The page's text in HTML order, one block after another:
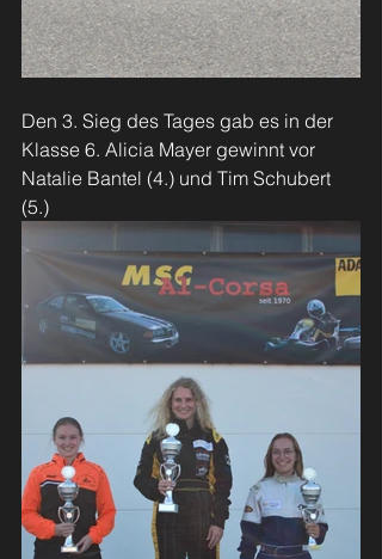
Den 3. Sieg des Tages gab es in der
Klasse 6. Alicia Mayer gewinnt vor
Natalie Bantel (4.) und Tim Schubert
(5.)